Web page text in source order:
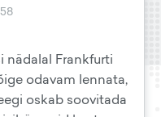
nädalal Frankfurti
odavam lennata,
oskab soovitada